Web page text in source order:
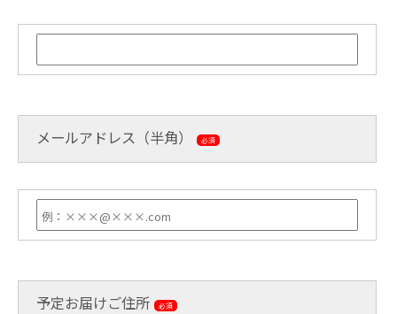
メールアドレス（半角） 必須
予定お届けご住所 必須